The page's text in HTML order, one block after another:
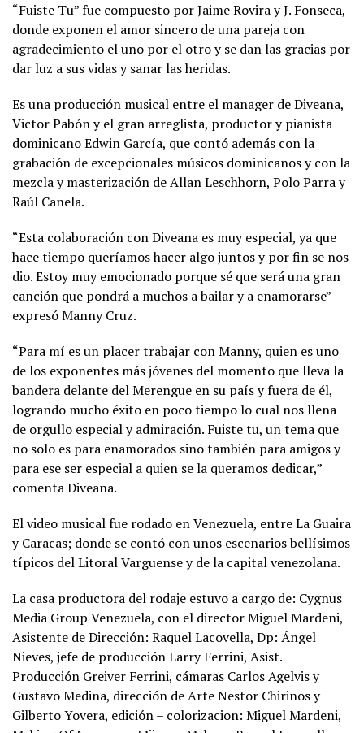
“Fuiste Tu” fue compuesto por Jaime Rovira y J. Fonseca,
donde exponen el amor sincero de una pareja con
agradecimiento el uno por el otro y se dan las gracias por
dar luz a sus vidas y sanar las heridas.
Es una producción musical entre el manager de Diveana,
Victor Pabón y el gran arreglista, productor y pianista
dominicano Edwin García, que contó además con la
grabación de excepcionales músicos dominicanos y con la
mezcla y masterización de Allan Leschhorn, Polo Parra y
Raúl Canela.
“Esta colaboración con Diveana es muy especial, ya que
hace tiempo queríamos hacer algo juntos y por fin se nos
dio. Estoy muy emocionado porque sé que será una gran
canción que pondrá a muchos a bailar y a enamorarse”
expresó Manny Cruz.
“Para mí es un placer trabajar con Manny, quien es uno
de los exponentes más jóvenes del momento que lleva la
bandera delante del Merengue en su país y fuera de él,
logrando mucho éxito en poco tiempo lo cual nos llena
de orgullo especial y admiración. Fuiste tu, un tema que
no solo es para enamorados sino también para amigos y
para ese ser especial a quien se la queramos dedicar,”
comenta Diveana.
El video musical fue rodado en Venezuela, entre La Guaira
y Caracas; donde se contó con unos escenarios bellísimos
típicos del Litoral Varguense y de la capital venezolana.
La casa productora del rodaje estuvo a cargo de: Cygnus
Media Group Venezuela, con el director Miguel Mardeni,
Asistente de Dirección: Raquel Lacovella, Dp: Ángel
Nieves, jefe de producción Larry Ferrini, Asist.
Producción Greiver Ferrini, cámaras Carlos Agelvis y
Gustavo Medina, dirección de Arte Nestor Chirinos y
Gilberto Yovera, edición – colorizacion: Miguel Mardeni,